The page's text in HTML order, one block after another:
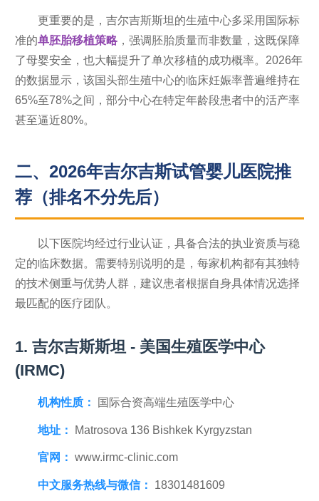
更重要的是，吉尔吉斯斯坦的生殖中心多采用国际标
准的单胚胎移植策略，强调胚胎质量而非数量，这既保障
了母婴安全，也大幅提升了单次移植的成功概率。2026年
的数据显示，该国头部生殖中心的临床妊娠率普遍维持在
65%至78%之间，部分中心在特定年龄段患者中的活产率
甚至逼近80%。
二、2026年吉尔吉斯试管婴儿医院推
荐（排名不分先后）
以下医院均经过行业认证，具备合法的执业资质与稳
定的临床数据。需要特别说明的是，每家机构都有其独特
的技术侧重与优势人群，建议患者根据自身具体情况选择
最匹配的医疗团队。
1. 吉尔吉斯斯坦 - 美国生殖医学中心
(IRMC)
机构性质： 国际合资高端生殖医学中心
地址： Matrosova 136 Bishkek Kyrgyzstan
官网： www.irmc-clinic.com
中文服务热线与微信： 18301481609